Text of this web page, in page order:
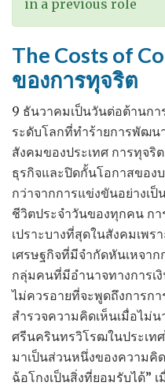
จริง
in a previous role
The Costs of
ของการทุจริต
9 ธันวาคมเป็นวันต่อต้านก
ระดับโลกที่ทำร้ายการพัฒน
สังคมของประเทศ การทุจริ
ธุรกิจและปิดกั้นโอกาสของ
กว่าจากการแข่งขันอย่างเ
ชีวิตประจำวันของทุกคน ก
เปราะบางที่สุดในสังคมเพ
เศรษฐกิจที่มีจำกัดหันเหจา
กลุ่มคนที่มีอำนาจทางการเ
ไม่ควรอายที่จะพูดถึงการก
สำรวจความคิดเห็นเมื่อไม่
ศรีนครินทรวิโรฒในประเท
มาเป็นส่วนหนึ่งของความคิ
ฉ้อโกงเป็นสิ่งที่ยอมรับได้” เ